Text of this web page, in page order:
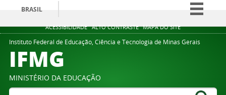
ACESSIBILIDADE ALTO CONTRASTE MAPA DO SITE
BRASIL
Simplifique!
Comunica BR
Legislação
Instituto Federal de Educação, Ciência e Tecnologia de Minas Gerais
IFMG
MINISTÉRIO DA EDUCAÇÃO
Buscar no portal